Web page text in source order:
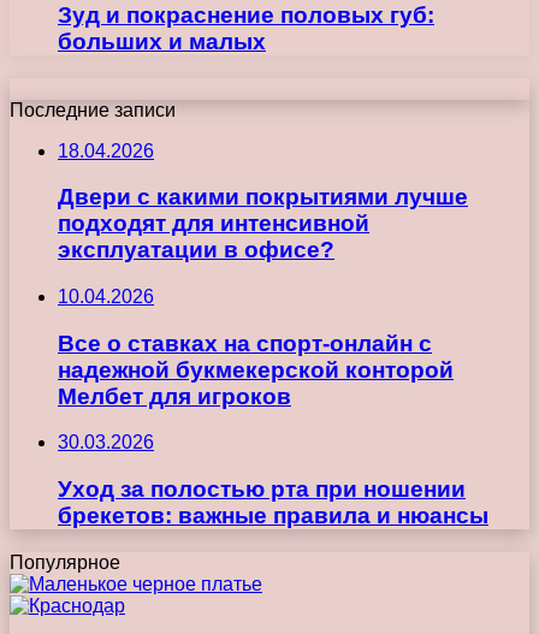
Зуд и покраснение половых губ:
больших и малых
Последние записи
18.04.2026
Двери с какими покрытиями лучше
подходят для интенсивной
эксплуатации в офисе?
10.04.2026
Все о ставках на спорт-онлайн с
надежной букмекерской конторой
Мелбет для игроков
30.03.2026
Уход за полостью рта при ношении
брекетов: важные правила и нюансы
Популярное